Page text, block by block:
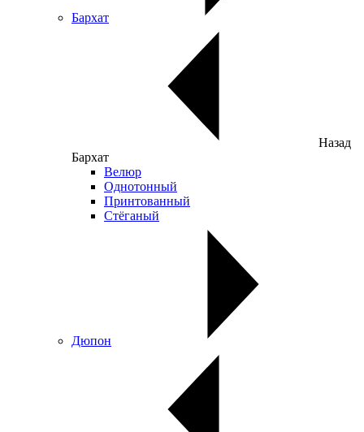
Бархат
Назад
Бархат
Велюр
Однотонный
Принтованный
Стёганый
Дюпон